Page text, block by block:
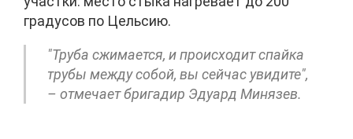
градусов по Цельсию.
"Труба сжимается, и происходит спайка
трубы между собой, вы сейчас увидите",
– отмечает бригадир Эдуард Минязев.